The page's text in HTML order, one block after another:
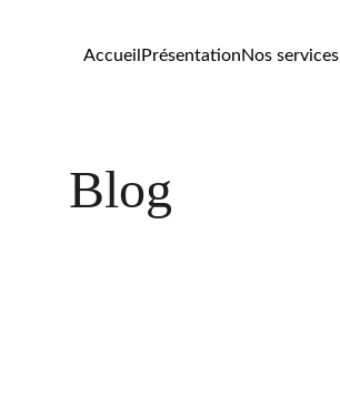
Accueil PrésentationNos services
Blog